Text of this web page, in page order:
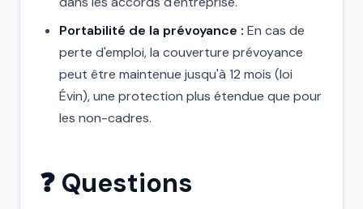
Portabilité de la prévoyance : En cas de
perte d'emploi, la couverture prévoyance
peut être maintenue jusqu'à 12 mois (loi
Évin), une protection plus étendue que pour
les non-cadres.
❓ Questions